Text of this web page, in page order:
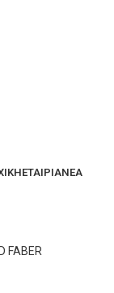
ΕΤΑΙΡΙΑΝΕΑ